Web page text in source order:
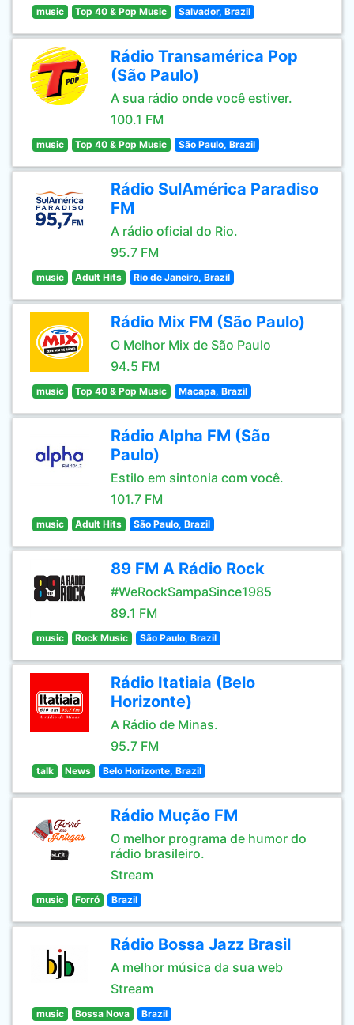
music Top 40 & Pop Music Salvador, Brazil
Rádio Transamérica Pop
(São Paulo)
A sua rádio onde você estiver.
100.1 FM
music Top 40 & Pop Music São Paulo, Brazil
Rádio SulAmérica Paradiso
FM
A rádio oficial do Rio.
95.7 FM
music Adult Hits Rio de Janeiro, Brazil
Rádio Mix FM (São Paulo)
O Melhor Mix de São Paulo
94.5 FM
music Top 40 & Pop Music Macapa, Brazil
Rádio Alpha FM (São
Paulo)
Estilo em sintonia com você.
101.7 FM
music Adult Hits São Paulo, Brazil
89 FM A Rádio Rock
#WeRockSampaSince1985
89.1 FM
music Rock Music São Paulo, Brazil
Rádio Itatiaia (Belo
Horizonte)
A Rádio de Minas.
95.7 FM
talk News Belo Horizonte, Brazil
Rádio Mução FM
O melhor programa de humor do
rádio brasileiro.
Stream
music Forró Brazil
Rádio Bossa Jazz Brasil
A melhor música da sua web
Stream
music Bossa Nova Brazil